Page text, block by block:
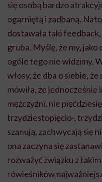
się osobą bardzo
ogarniętą i zadbaną.
dostawała taki
gruba. Myślę, że my,
ogóle tego nie widzimy.
włosy, że dba o siebie,
mówiła, że jednocześnie
mężczyźni, nie
trzydziestopięcio-,
szanują, zachwycają się
ona zaczyna się
rozważyć związku z
rówieśników